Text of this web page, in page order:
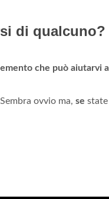
di qualcuno?
che può aiutarvi
ovvio ma, se